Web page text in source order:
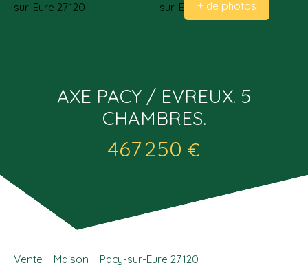
+ de photos
AXE PACY / EVREUX. 5
CHAMBRES.
467 250 €
Vente Maison
Pacy-sur-Eure 27120